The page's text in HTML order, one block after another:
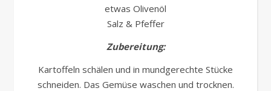
etwas Olivenöl
Salz & Pfeffer
Zubereitung:
Kartoffeln schälen und in mundgerechte Stücke
schneiden. Das Gemüse waschen und trocknen.